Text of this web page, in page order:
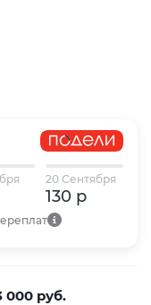
20 Сентября
130 р
000 руб.